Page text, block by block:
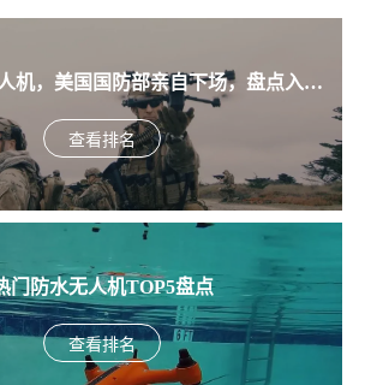
机，美国国防部亲自下场，盘点入围
军SRR项目的五款无人机
查看排名
门防水无人机TOP5盘点
查看排名